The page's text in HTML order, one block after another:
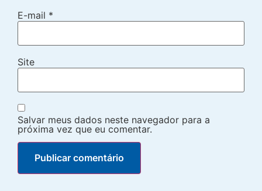
E-mail *
Site
Salvar meus dados neste navegador para a
próxima vez que eu comentar.